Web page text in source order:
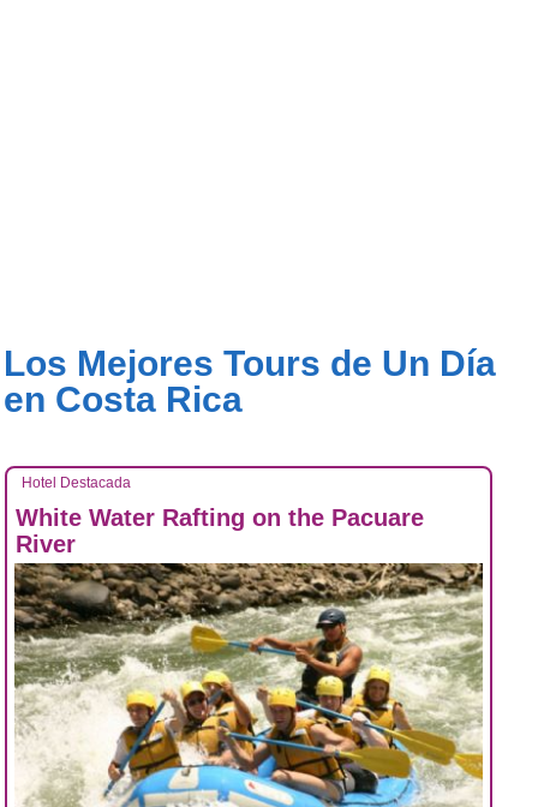
Los Mejores Tours de Un Día
en Costa Rica
Hotel Destacada
White Water Rafting on the Pacuare
River